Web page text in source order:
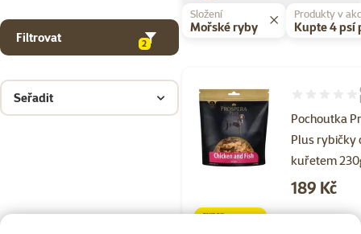
Filtrovat 2
Složení
Mořské ryby
Produkty v
Kupte 4 psí
Seřadit
Pochoutka
Plus rybičky
kuřetem
Hodnocení
Cena
189 Kč
značka